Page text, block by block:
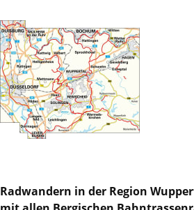
Radwandern in der Region